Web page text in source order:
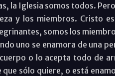
la Iglesia somos todos.
y los miembros. Cristo
somos los
uno se enamora de una
o lo acepta todo de
que sólo quiere, o está